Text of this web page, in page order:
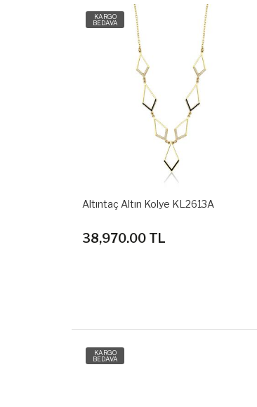
KARGO
BEDAVA
Altıntaç Altın Kolye KL2613A
38,970.00 TL
KARGO
BEDAVA